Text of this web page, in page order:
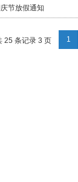
庆节放假通知
25 条记录 3 页 1